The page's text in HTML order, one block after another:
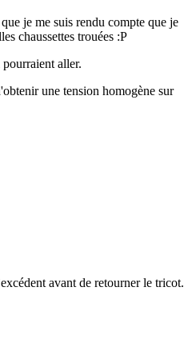
que je me suis rendu compte que je
chaussettes trouées :P
aller.
une tension homogène sur
avant de retourner le tricot.